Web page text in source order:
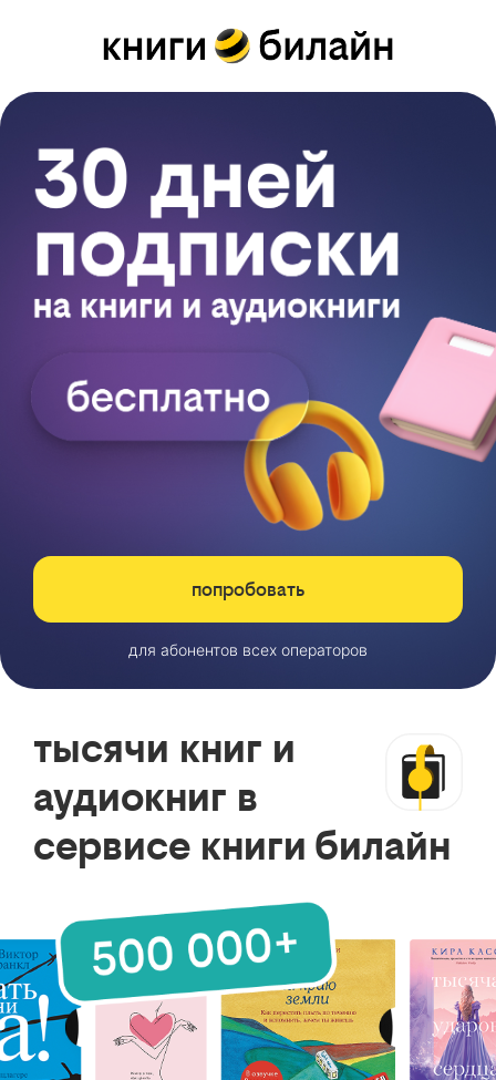
попробовать
для абонентов всех операторов
тысячи книг и
аудиокниг в
сервисе книги билайн